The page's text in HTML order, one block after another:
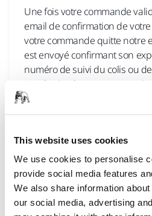
This website uses cookies
We use cookies to personalise
provide social media features
We also share information
our social media, advertising
Une fois votre commande
email de confirmation de
votre commande quitte notre
est envoyé confirmant son
numéro de suivi du colis ou
vers le site de notre
commande ?
Pour les colis, le délai de
48h-72h selon la destination,